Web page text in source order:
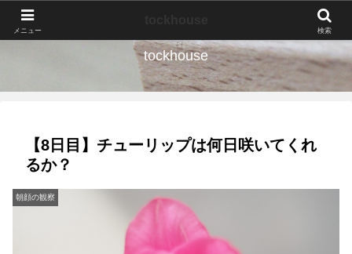
tockhouse
【8日目】チューリップは何日咲いてくれ
るか？
朝顔の観察
メニュー 検索